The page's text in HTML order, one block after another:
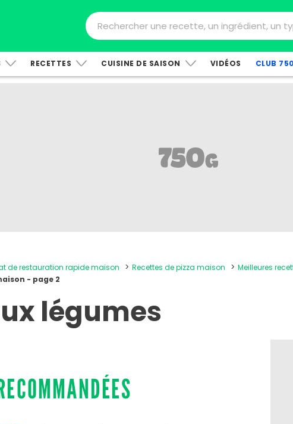
RECETTES CUISINE DE SAISON VIDÉOS CLUB
de restauration rapide maison Recettes de pizza maison
Meilleures
- page 2
légumes